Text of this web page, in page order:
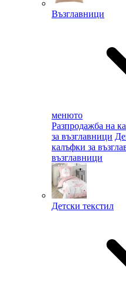
Възглавници
менюто
Разпродажба на
за възглавници
калъфки за
възглавници
Детски текстил